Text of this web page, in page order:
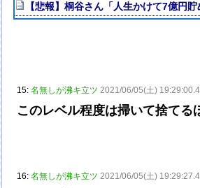
【悲報】桐谷さん「人生かけて7億円
15:名無しが沸キ立ツ 2021/06/05(土)
このレベル程度は掃いて捨てる
16:名無しが沸キ立ツ 2021/06/05(土)